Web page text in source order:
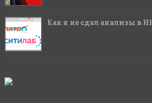
Как я не сдал анализы в